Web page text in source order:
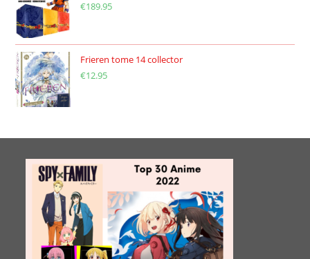
€189.95
Frieren tome 14 collector
€12.95